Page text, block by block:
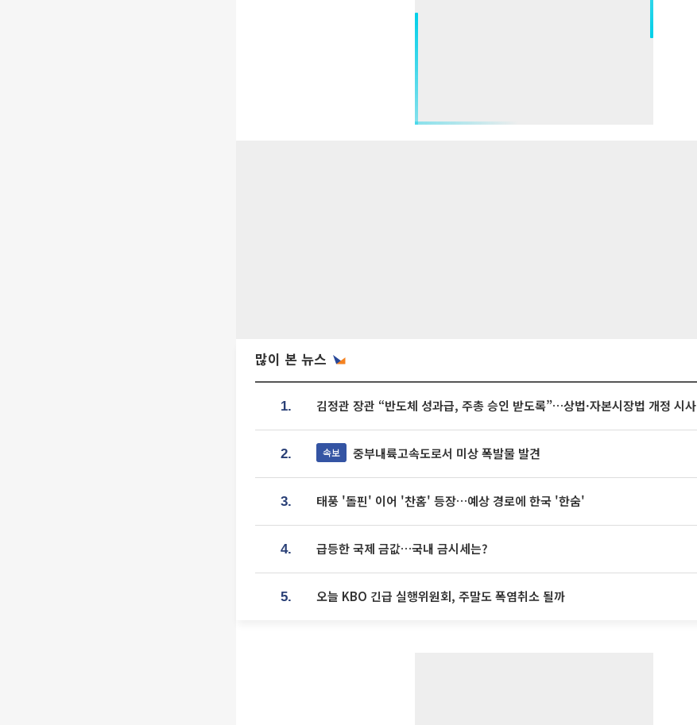
많이 본 뉴스
1. 김정관 장관 “반도체 성과급, 주총 승인 받도록”…상법·자본시장법 개정 시사
2. 속보 중부내륙고속도로서 미상 폭발물 발견
3. 태풍 '돌핀' 이어 '찬홈' 등장…예상 경로에 한국 '한숨'
4. 급등한 국제 금값…국내 금시세는?
5. 오늘 KBO 긴급 실행위원회, 주말도 폭염취소 될까